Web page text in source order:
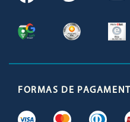
FORMAS DE